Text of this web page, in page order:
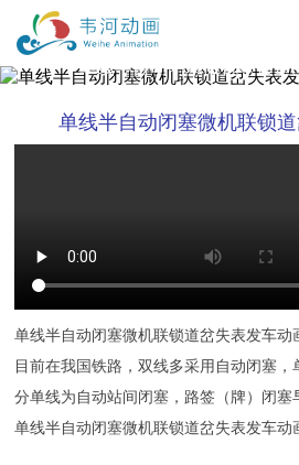
首页
动画服务项目
新闻中心
动画知识
关于我们
单线半自动闭塞微机联锁道
单线半自动闭塞微机联锁
单线半自动闭塞微机联锁道岔失表发车动
目前在我国铁路，双线多采用自动闭塞
分单线为自动站间闭塞，路签（牌）闭塞
单线半自动闭塞微机联锁道岔失表发车动